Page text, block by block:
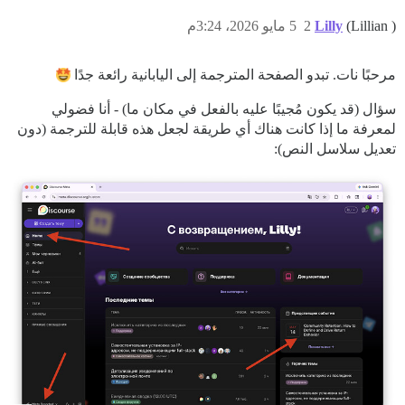
Lilly (Lillian ) 5 مايو 2026، 3:24م 2
مرحبًا نات. تبدو الصفحة المترجمة إلى اليابانية رائعة جدًا
سؤال (قد يكون مُجيبًا عليه بالفعل في مكان ما) - أنا فضولي
لمعرفة ما إذا كانت هناك أي طريقة لجعل هذه قابلة للترجمة (دون
تعديل سلاسل النص):